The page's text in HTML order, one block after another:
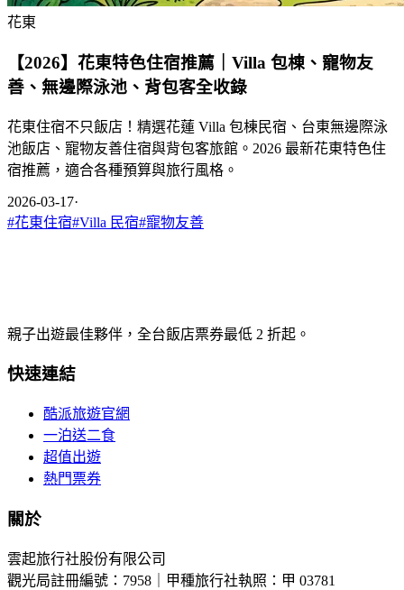
花東
【2026】花東特色住宿推薦｜Villa 包棟、寵物友
善、無邊際泳池、背包客全收錄
花東住宿不只飯店！精選花蓮 Villa 包棟民宿、台東無邊際泳
池飯店、寵物友善住宿與背包客旅館。2026 最新花東特色住
宿推薦，適合各種預算與旅行風格。
2026-03-17·
#花東住宿#Villa 民宿#寵物友善
親子出遊最佳夥伴，全台飯店票券最低 2 折起。
快速連結
酷派旅遊官網
一泊送二食
超值出遊
熱門票券
關於
雲起旅行社股份有限公司
觀光局註冊編號：7958｜甲種旅行社執照：甲 03781